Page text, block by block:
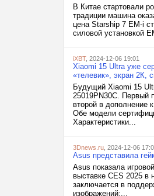
В Китае стартовали
традиции машина
цена Starship 7 EM-i
силовой установкой
iXBT, 2024-12-06 19:01
Xiaomi 15 Ultra уже
«телевик», экран 2К,
Будущий Xiaomi 15
25019PN30C. Первый
второй в дополнение
Обе модели
Характеристики...
3Dnews.ru , 2024-12-06
Asus представила
Asus показала
выставке CES 2025 в
заключается в
изображений:...